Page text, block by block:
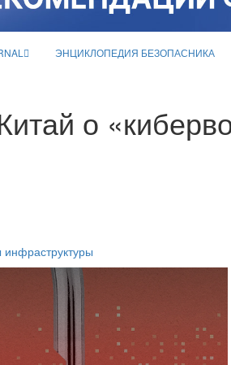
ЭНЦИКЛОПЕДИЯ БЕЗОПАСНИКА
о